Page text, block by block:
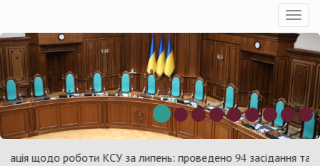
Toggle
Суд
щодо роботи КСУ за липень: проведено 94 засідання та